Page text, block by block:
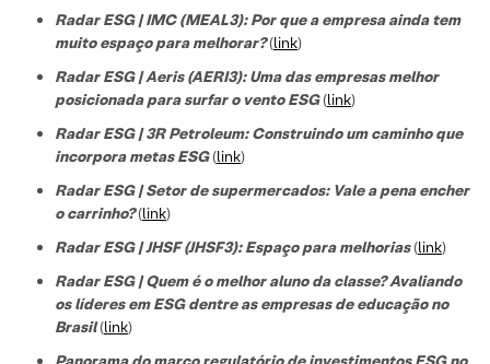
Radar ESG | IMC (MEAL3): Por que a empresa ainda tem
muito espaço para melhorar?(link)
Radar ESG | Aeris (AERI3): Uma das empresas melhor
posicionada para surfar o vento ESG(link)
Radar ESG | 3R Petroleum: Construindo um caminho que
incorpora metas ESG(link)
Radar ESG | Setor de supermercados: Vale a pena encher
o carrinho?(link)
Radar ESG | JHSF (JHSF3): Espaço para melhorias(link)
Radar ESG | Quem é o melhor aluno da classe? Avaliando
os líderes em ESG dentre as empresas de educação no
Brasil(link)